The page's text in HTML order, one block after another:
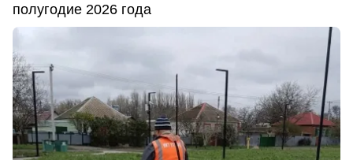
полугодие 2026 года